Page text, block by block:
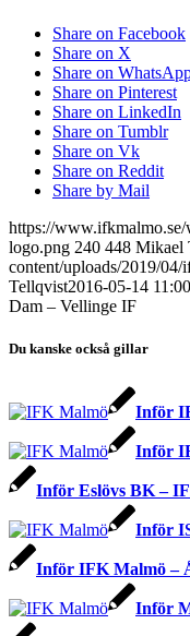
Share on Facebook
Share on X
Share on
Share on Pinterest
Share on LinkedIn
Share on Tumblr
Share on Vk
Share on Reddit
Share by Mail
https://
logo.png 240 448 Mikael
content/uploads/2019/
Tellqvist2016-05-14
Dam – Vellinge IF
Du kanske också gillar
Inför
Inför
Inför Eslövs BK –
Inför
Inför IFK Malmö –
Inför